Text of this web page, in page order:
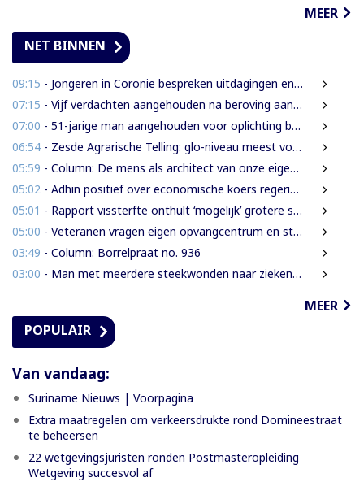
MEER
NET BINNEN
09:15 - Jongeren in Coronie bespreken uitdagingen en toekomst tijdens districtsjeugdcongres
07:15 - Vijf verdachten aangehouden na beroving aan Rijsdijkweg
07:00 - 51-jarige man aangehouden voor oplichting bejaarde vrouw in centrum Paramaribo
06:54 - Zesde Agrarische Telling: glo-niveau meest voorkomend onder landbouwers
05:59 - Column: De mens als architect van onze eigen rampen
05:02 - Adhin positief over economische koers regering, maar wil snellere uitvoering
05:01 - Rapport vissterfte onthult ‘mogelijk’ grotere schade voor mens, dier en milieu
05:00 - Veteranen vragen eigen opvangcentrum en structurele steun: ‘Vandaag militair, morgen veteraan’
03:49 - Column: Borrelpraat no. 936
03:00 - Man met meerdere steekwonden naar ziekenhuis na ruzie bij discotheek
MEER
POPULAIR
Van vandaag:
Suriname Nieuws | Voorpagina
Extra maatregelen om verkeersdrukte rond Domineestraat
te beheersen
22 wetgevingsjuristen ronden Postmasteropleiding
Wetgeving succesvol af